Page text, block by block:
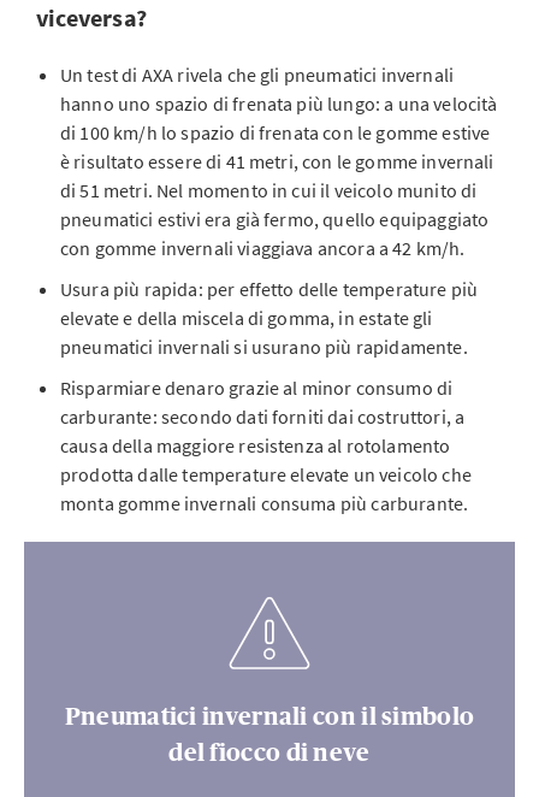
viceversa?
Un test di AXA rivela che gli pneumatici invernali
hanno uno spazio di frenata più lungo: a una velocità
di 100 km/h lo spazio di frenata con le gomme estive
è risultato essere di 41 metri, con le gomme invernali
di 51 metri. Nel momento in cui il veicolo munito di
pneumatici estivi era già fermo, quello equipaggiato
con gomme invernali viaggiava ancora a 42 km/h.
Usura più rapida: per effetto delle temperature più
elevate e della miscela di gomma, in estate gli
pneumatici invernali si usurano più rapidamente.
Risparmiare denaro grazie al minor consumo di
carburante: secondo dati forniti dai costruttori, a
causa della maggiore resistenza al rotolamento
prodotta dalle temperature elevate un veicolo che
monta gomme invernali consuma più carburante.
Pneumatici invernali con il simbolo
del fiocco di neve